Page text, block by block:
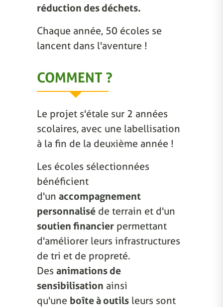
réduction des déchets.
Chaque année, 50 écoles se
lancent dans l'aventure !
COMMENT ?
Le projet s'étale sur 2 années
scolaires, avec une labellisation
à la fin de la deuxième année !
Les écoles sélectionnées
bénéficient
d'un accompagnement
personnalisé de terrain et d'un
soutien financier permettant
d'améliorer leurs infrastructures
de tri et de propreté.
Des animations de
sensibilisation ainsi
qu'une boîte à outils leurs sont